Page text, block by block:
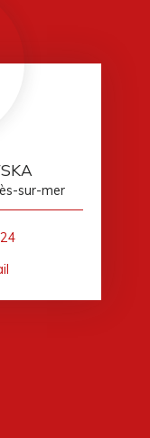
sur-mer